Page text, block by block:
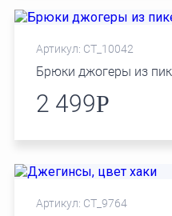
Артикул: СТ_10042
Брюки джогеры из
2 499Р
Артикул: СТ_9764